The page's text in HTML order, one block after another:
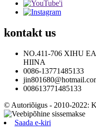
kontakt us
NO.411-706 XIHU
HIINA
0086-13771485133
008613771485133
© Autoriõigus - 2010-2022:
Saada e-kiri